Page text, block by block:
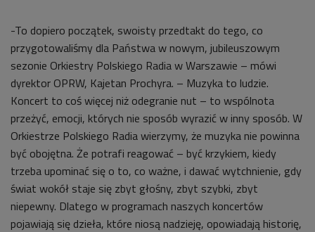
-To dopiero początek, swoisty przedtakt do tego, co
przygotowaliśmy dla Państwa w nowym, jubileuszowym
sezonie Orkiestry Polskiego Radia w Warszawie – mówi
dyrektor OPRW, Kajetan Prochyra. – Muzyka to ludzie.
Koncert to coś więcej niż odegranie nut – to wspólnota
przeżyć, emocji, których nie sposób wyrazić w inny sposób. W
Orkiestrze Polskiego Radia wierzymy, że muzyka nie powinna
być obojętna. Że potrafi reagować – być krzykiem, kiedy
trzeba upominać się o to, co ważne, i dawać wytchnienie, gdy
świat wokół staje się zbyt głośny, zbyt szybki, zbyt
niepewny. Dlatego w programach naszych koncertów
pojawiają się dzieła, które niosą nadzieję, opowiadają historię,